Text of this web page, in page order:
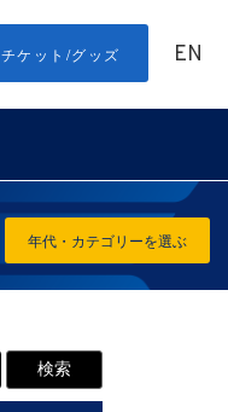
チケット/グッズ EN
年代・カテゴリーを選ぶ